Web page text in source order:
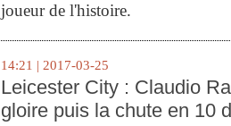
joueur de l'histoire.
14:21 | 2017-03-25
Leicester City : Claudio
gloire puis la chute en 10